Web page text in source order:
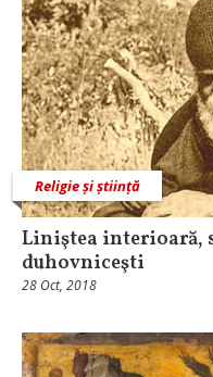
Religie și știință
Liniştea interioară,
duhovniceşti
28 Oct, 2018